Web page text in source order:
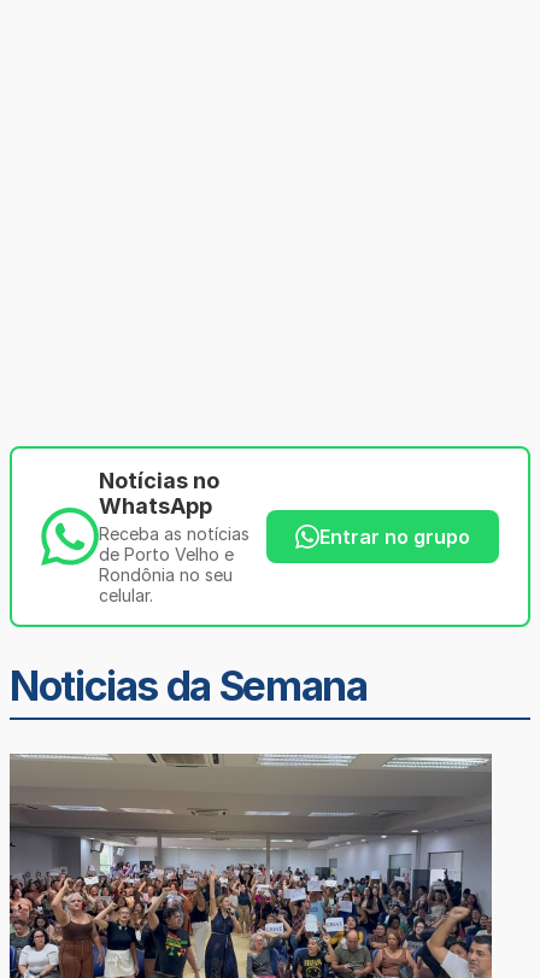
Notícias no
WhatsApp
Receba as notícias
de Porto Velho e
Rondônia no seu
celular.
Entrar no grupo
Noticias da Semana